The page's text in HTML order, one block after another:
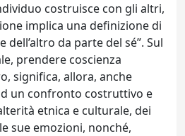
costruisce con gli altri,
implica una definizione di
dell’altro da parte del sé”. Sul
prendere coscienza
significa, allora, anche
un confronto costruttivo e
etnica e culturale, dei
sue emozioni, nonché,